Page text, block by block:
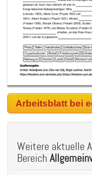
Arbeitsblatt bei
Weitere aktuelle
Bereich